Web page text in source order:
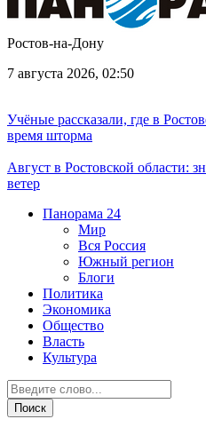
Ростов-на-Дону
7 августа 2026, 02:50
Учёные рассказали, где в
время шторма
Август в Ростовской области:
ветер
Панорама 24
Мир
Вся Россия
Южный регион
Блоги
Политика
Экономика
Общество
Власть
Культура